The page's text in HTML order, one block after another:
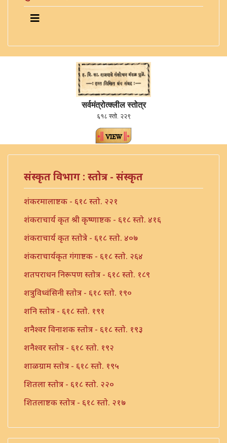
सर्वमंत्रोत्क्लील स्तोत्र
६१८ स्तो. २२९
संस्कृत विभाग : स्तोत्र - संस्कृत
शंकरमालाष्टक - ६१८ स्तो. २२१
शंकराचार्य कृत श्री कृष्णाष्टक - ६१८ स्तो. ४१६
शंकराचार्य कृत स्तोत्रे - ६१८ स्तो. ४०७
शंकराचार्यकृत गंगाष्टक - ६१८ स्तो. २६४
शतपराधन निरूपण स्तोत्र - ६१८ स्तो. १८९
शत्रुविध्वंसिनी स्तोत्र - ६१८ स्तो. १९०
शनि स्तोत्र - ६१८ स्तो. १९१
शनैश्वर विनाशक स्तोत्र - ६१८ स्तो. १९३
शनैश्वर स्तोत्र - ६१८ स्तो. १९२
शाळग्राम स्तोत्र - ६१८ स्तो. १९५
शितला स्तोत्र - ६१८ स्तो. २२०
शितलाष्टक स्तोत्र - ६१८ स्तो. २१७
शिव नामावली - ६१८ स्तो. ३९०